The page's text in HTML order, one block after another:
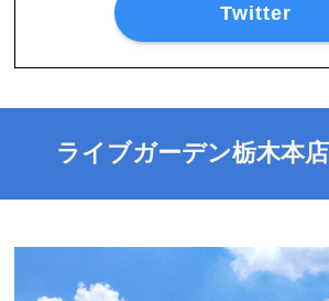
Twitter
ライブガーデン栃木本店